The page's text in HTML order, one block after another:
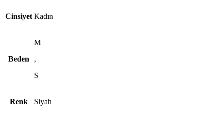
Cinsiyet Kadın
Beden
M
,
S
Renk Siyah